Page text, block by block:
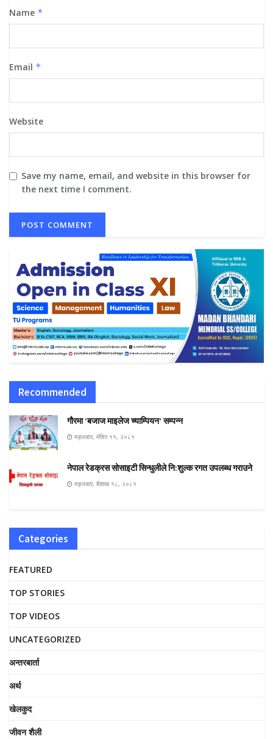
Name *
Email *
Website
Save my name, email, and website in this browser for
the next time I comment.
Recommended
गौरमा ‘बजाज माइलेज च्याम्पियन’ सम्पन्न
मङ्लबार, मंसिर ११, २०८१
नेपाल रेडक्रस सोसाइटी सिन्धुलीले नि:शुल्क रगत उपलब्ध गराउने
मङ्लबार, बैशाख १८, २०८१
Categories
FEATURED
TOP STORIES
TOP VIDEOS
UNCATEGORIZED
अन्तरबार्ता
अर्थ
खेलकुद
जीवन शैली